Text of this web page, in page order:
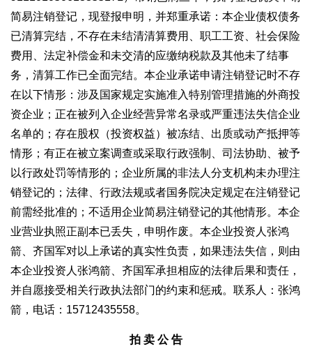
简易注销登记，现登报申明，并郑重承诺：本企业债权债务
已清算完结，不存在未结清清算费用、职工工资、社会保险
费用、法定补偿金和未交清的应缴纳税款及其他未了结事
务，清算工作已全面完结。本企业承诺申请注销登记时不存
在以下情形：涉及国家规定实施准入特别管理措施的外商投
资企业；正在被列入企业经营异常名录或严重违法失信企业
名单的；存在股权（投资权益）被冻结、出质或动产抵押等
情形；有正在被立案调查或采取行政强制、司法协助、被予
以行政处罚等情形的；企业所属的非法人分支机构未办理注
销登记的；法律、行政法规或者国务院决定规定在注销登记
前需经批准的；不适用企业简易注销登记的其他情形。本企
业营业执照正副本已丢失，申明作废。本企业投资人张鸿
箭、齐国军对以上承诺的真实性负责，如果违法失信，则由
本企业投资人张鸿箭、齐国军承担相应的法律后果和责任，
并自愿接受相关行政执法部门的约束和惩戒。联系人：张鸿
箭，电话：15712435558。
拍 卖 公 告